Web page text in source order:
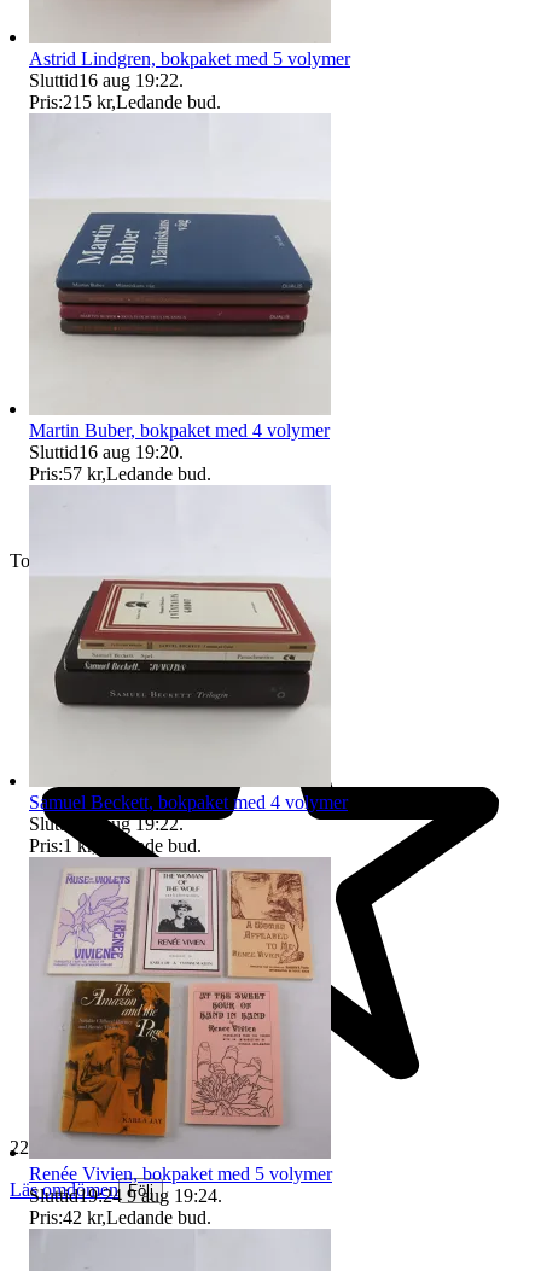
Toppsäljare
229 593 omdömen
Läs omdömen Följ
Astrid Lindgren, bokpaket med 5 volymer
Sluttid16 aug 19:22.
Pris:215 kr,Ledande bud.
Martin Buber, bokpaket med 4 volymer
Sluttid16 aug 19:20.
Pris:57 kr,Ledande bud.
Samuel Beckett, bokpaket med 4 volymer
Sluttid
16 aug 19:22.
Pris:1 kr Ledande bud.
Renée Vivien, bokpaket med 5 volymer
Sluttid19:24 9 aug 19:24.
Pris:42 kr,Ledande bud.